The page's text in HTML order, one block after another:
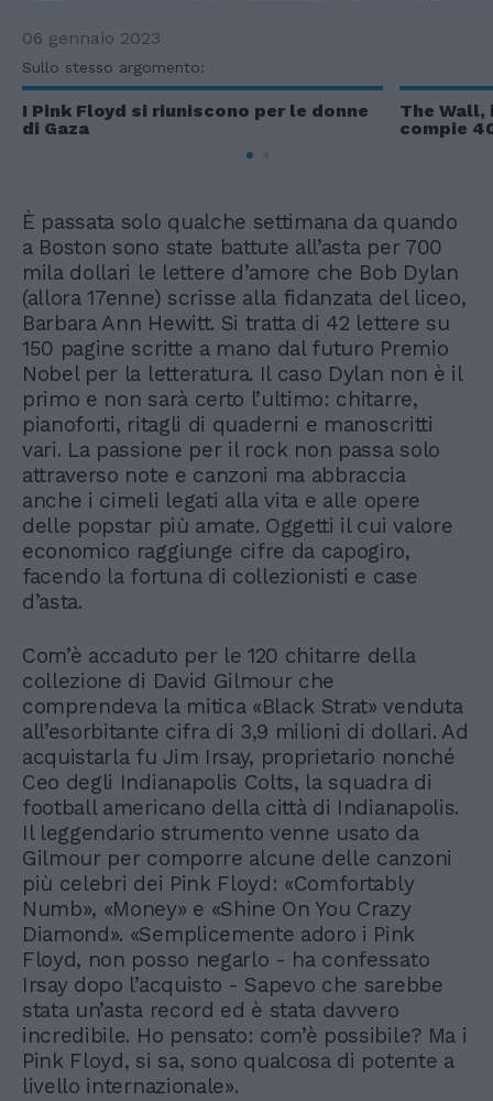
06 gennaio 2023
Sullo stesso argomento:
I Pink Floyd si riuniscono per le donne
di Gaza
The Wall,
compie
È passata solo qualche settimana da quando
a Boston sono state battute all’asta per 700
mila dollari le lettere d’amore che Bob Dylan
(allora 17enne) scrisse alla fidanzata del liceo,
Barbara Ann Hewitt. Si tratta di 42 lettere su
150 pagine scritte a mano dal futuro Premio
Nobel per la letteratura. Il caso Dylan non è il
primo e non sarà certo l’ultimo: chitarre,
pianoforti, ritagli di quaderni e manoscritti
vari. La passione per il rock non passa solo
attraverso note e canzoni ma abbraccia
anche i cimeli legati alla vita e alle opere
delle popstar più amate. Oggetti il cui valore
economico raggiunge cifre da capogiro,
facendo la fortuna di collezionisti e case
d’asta.
Com’è accaduto per le 120 chitarre della
collezione di David Gilmour che
comprendeva la mitica «Black Strat» venduta
all’esorbitante cifra di 3,9 milioni di dollari. Ad
acquistarla fu Jim Irsay, proprietario nonché
Ceo degli Indianapolis Colts, la squadra di
football americano della città di Indianapolis.
Il leggendario strumento venne usato da
Gilmour per comporre alcune delle canzoni
più celebri dei Pink Floyd: «Comfortably
Numb», «Money» e «Shine On You Crazy
Diamond». «Semplicemente adoro i Pink
Floyd, non posso negarlo - ha confessato
Irsay dopo l’acquisto - Sapevo che sarebbe
stata un’asta record ed è stata davvero
incredibile. Ho pensato: com’è possibile? Ma i
Pink Floyd, si sa, sono qualcosa di potente a
livello internazionale».